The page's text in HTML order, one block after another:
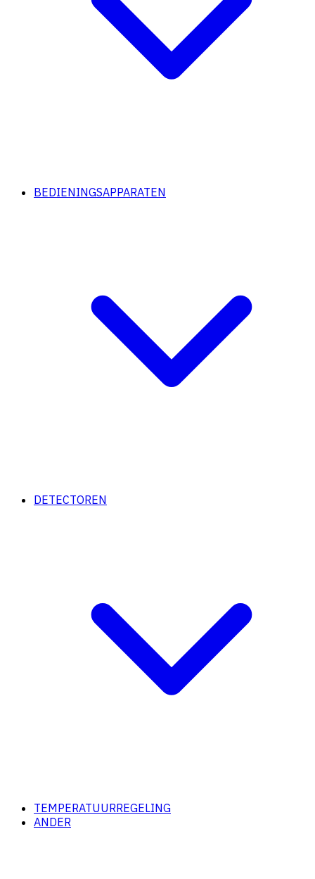
BEDIENINGSAPPARATEN
DETECTOREN
TEMPERATUURREGELING
ANDER